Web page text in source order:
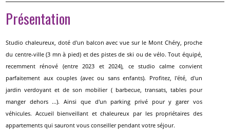
Présentation
Studio chaleureux, doté d'un balcon avec vue sur le Mont Chéry, proche
du centre-ville (3 mn à pied) et des pistes de ski ou de vélo. Tout équipé,
recemment rénové (entre 2023 et 2024), ce studio calme convient
parfaitement aux couples (avec ou sans enfants). Profitez, l'été, d'un
jardin verdoyant et de son mobilier ( barbecue, transats, tables pour
manger dehors ...). Ainsi que d'un parking privé pour y garer vos
véhicules. Accueil bienveillant et chaleureux par les propriétaires des
appartements qui sauront vous conseiller pendant votre séjour.